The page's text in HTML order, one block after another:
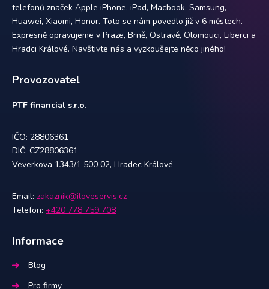
telefonů značek Apple iPhone, iPad, Macbook, Samsung,
Huawei, Xiaomi, Honor. Toto se nám povedlo již v 6 městech.
Expresně opravujeme v Praze, Brně, Ostravě, Olomouci, Liberci a
Hradci Králové. Navštivte nás a vyzkoušejte něco jiného!
Provozovatel
PTF financial s.r.o.
IČO: 28806361
DIČ: CZ28806361
Veverkova 1343/1 500 02, Hradec Králové
Email: zakaznik@iloveservis.cz
Telefon: +420 778 759 708
Informace
Blog
Pro firmy